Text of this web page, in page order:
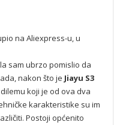
na Aliexpress-u, u
sam ubrzo pomislio da
nakon što je Jiayu S3
koji je od ova dva
karakteristike su im
Postoji općenito